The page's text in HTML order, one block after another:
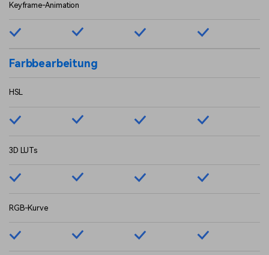
Keyframe-Animation
Farbbearbeitung
HSL
3D LUTs
RGB-Kurve